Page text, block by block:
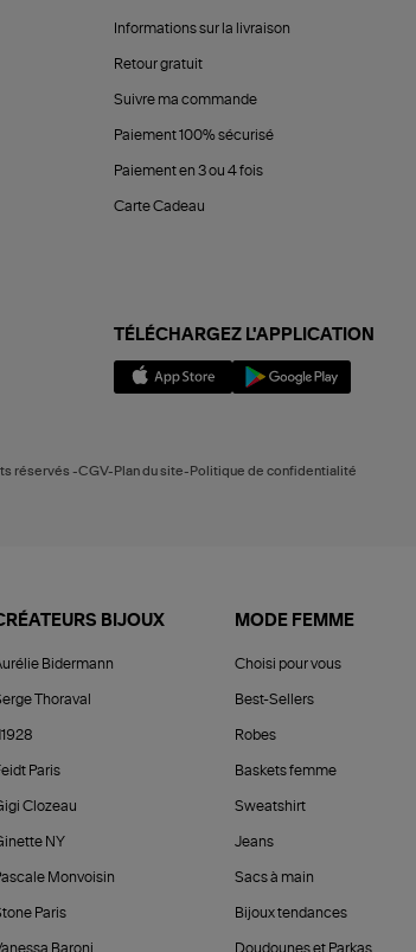
Informations sur la livraison
Retour gratuit
Suivre ma commande
Paiement 100% sécurisé
Paiement en 3 ou 4 fois
Carte Cadeau
TÉLÉCHARGEZ L'APPLICATION
réservés -CGV-Plan du site-Politique de confidentialité
BIJOUX
Bidermann
Thoraval
Paris
Clozeau
NY
Monvoisin
Paris
Baroni
MODE FEMME
Choisi pour vous
Best-Sellers
Robes
Baskets femme
Sweatshirt
Jeans
Sacs à main
Bijoux tendances
Doudounes et Parkas